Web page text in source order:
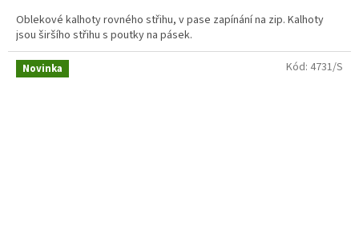
Oblekové kalhoty rovného střihu, v pase zapínání na zip. Kalhoty
jsou širšího střihu s poutky na pásek.
Novinka Kód: 4731/S